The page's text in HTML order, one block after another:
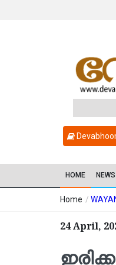
HOME NEWS
Home /
24 April,